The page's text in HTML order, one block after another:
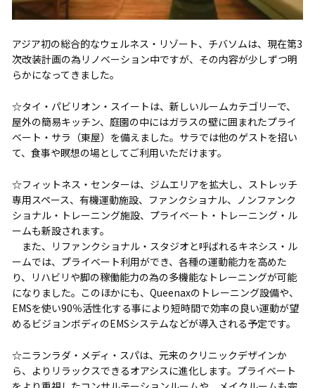
アジア初の総合的なウェルネス・リゾート、チバソムは、現在第3
次改装計画の為リノベーション中ですが、その内容が少しずつ明
らかになってきました。
☆タイ・パビリオン・スイートは、新しいルームカテゴリーで、
屋外の簡易キッチン、庭園の中にはガラスの壁に囲まれたプライ
ベート・サラ（東屋）を備えました。サラでは他のゲストを招い
て、食事や瞑想の場としてご利用いただけます。
☆フィットネス・センターは、ジムエリアを拡大し、ストレッチ
専用スペース、有機運動施設、ファンクショナル、ノンファンク
ショナル・トレーニング施設、プライベート・トレーニング・ル
ームも新設されます。
また、リファンクショナル・スタジオと呼ばれるキネシス・ル
ームでは、プライベート利用ができ、各種の運動能力を高めた
り、リハビリや脚の稼働能力の為の多機能なトレーニングが可能
になりました。このほかにも、Queenaxのトレーニング設備や、
EMSを使い90％活性化する事により短時間で効率の良い運動が望
めるビジョンボディのEMSシステムなどが導入される予定です。
☆ニランラダ・メディ・スパは、元来のクリニックデザインか
ら、よりリラックスできるオアシスに進化します。プライベート